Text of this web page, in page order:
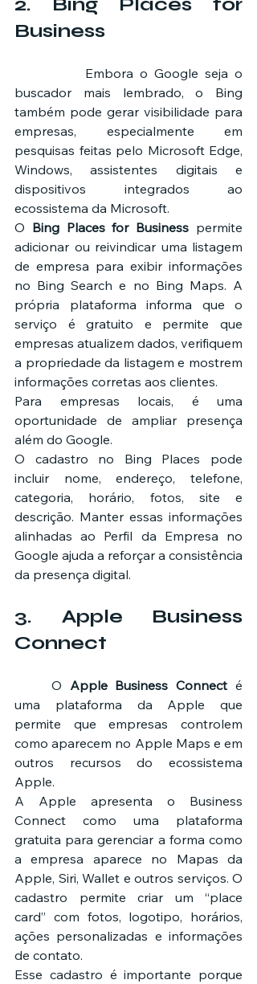
Business
buscador mais lembrado, o Bing
também pode gerar visibilidade para
empresas, especialmente em
pesquisas feitas pelo Microsoft Edge,
Windows, assistentes digitais e
dispositivos integrados ao
ecossistema da Microsoft.
O Bing Places for Business permite
adicionar ou reivindicar uma listagem
de empresa para exibir informações
no Bing Search e no Bing Maps. A
própria plataforma informa que o
serviço é gratuito e permite que
empresas atualizem dados, verifiquem
a propriedade da listagem e mostrem
informações corretas aos clientes.
Para empresas locais, é uma
oportunidade de ampliar presença
além do Google.
O cadastro no Bing Places pode
incluir nome, endereço, telefone,
categoria, horário, fotos, site e
descrição. Manter essas informações
alinhadas ao Perfil da Empresa no
Google ajuda a reforçar a consistência
da presença digital.
3. Apple Business
Connect
	O
Apple Business Connect é
uma plataforma da Apple que
permite que empresas controlem
como aparecem no Apple Maps e em
outros recursos do ecossistema
Apple.
A Apple apresenta o Business
Connect como uma plataforma
gratuita para gerenciar a forma como
a empresa aparece no Mapas da
Apple, Siri, Wallet e outros serviços. O
cadastro permite criar um “place
card” com fotos, logotipo, horários,
ações personalizadas e informações
de contato.
Esse cadastro é importante porque